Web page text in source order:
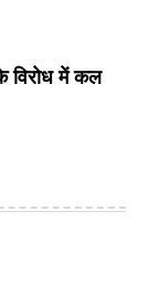
विरोध में कल